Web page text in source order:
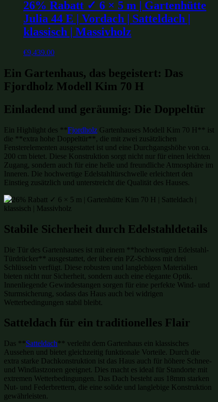
26% Rabatt ✓ 6 × 5 m | Gartenhütte
Julia 44 E | Vordach | Satteldach |
klassisch | Massivholz
€9,439.00
Ein Gartenhaus, das begeistert: Das
Fjordholz Modell Kim 70 H
Einladend und geräumig: Die Doppeltür
Ein Highlight des **Fjordholz Gartenhauses Modell Kim 70 H** ist
die **extra hohe Doppeltür**, die mit zwei zusätzlichen
Fensterelementen ausgestattet ist und eine Durchgangshöhe von ca.
200 cm bietet. Diese Konstruktion sorgt nicht nur für einen leichten
Zugang, sondern auch für eine helle und freundliche Atmosphäre im
Inneren. Die hochwertige Edelstahltürschwelle erleichtert den
Einstieg zusätzlich und unterstreicht die Qualität des Hauses.
Stabile Sicherheit durch Edelstahldetails
Die Tür des Gartenhauses ist mit einem **hochwertigen Edelstahl-
Türdrücker** ausgestattet, der über ein PZ-Schloss mit drei
Schlüsseln verfügt. Diese robusten und langlebigen Materialien
bieten nicht nur Sicherheit, sondern auch eine elegante Optik.
Innenliegende Gewindestangen sorgen für eine perfekte Wind- und
Sturmsicherung, sodass das Haus auch bei widrigen
Wetterbedingungen stabil bleibt.
Satteldach für ein traditionelles Flair
Das **Satteldach** verleiht dem Gartenhaus ein klassisches
Aussehen und bietet gleichzeitig funktionale Vorteile. Durch die
extra starke Dachkonstruktion ist das Haus auch für höhere Schnee-
und Windlastzonen geeignet. Dies macht es ideal für Standorte mit
extremen Wetterbedingungen. Das Dach besteht aus 18mm starken
Nut- und Federbrettern, die eine solide und langlebige Konstruktion
gewährleisten.